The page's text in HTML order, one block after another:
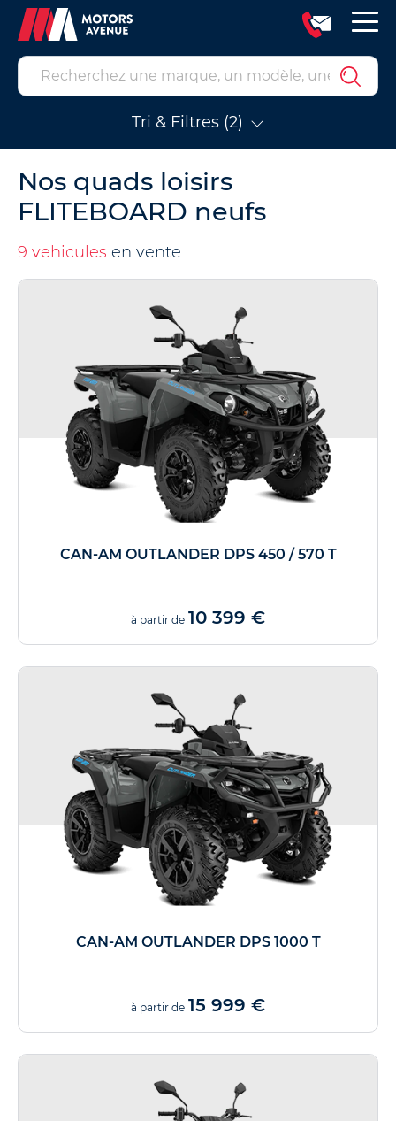
Tri & Filtres (2)
Nos quads loisirs
FLITEBOARD neufs
9 vehicules en vente
CAN-AM OUTLANDER DPS 450 / 570 T
à partir de 10 399 €
CAN-AM OUTLANDER DPS 1000 T
à partir de 15 999 €